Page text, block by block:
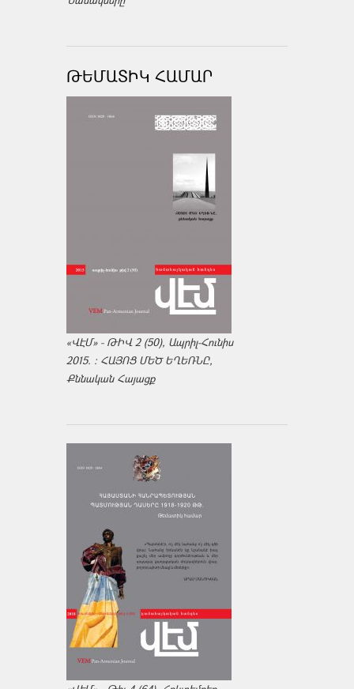
ԹԵՄԱՏԻԿ ՀԱՄԱՐ
«ՎԷՄ» - ԹԻՎ 2 (50), Ապրիլ-Հունիս
2015. : ՀԱՅՈՑ ՄԵԾ ԵՂԵՌՆԸ,
Քննական Հայացք